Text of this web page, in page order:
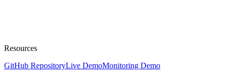
Resources
GitHub RepositoryLive DemoMonitoring Demo